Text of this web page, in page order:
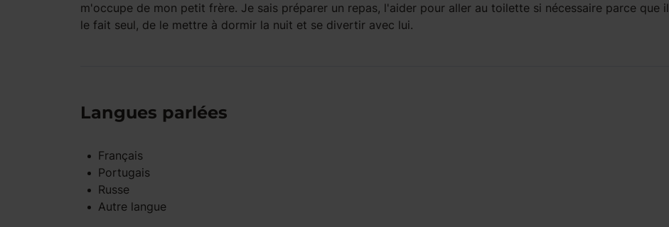
m'occupe de mon petit frère. Je sais préparer un repas, l'aider pour aller au toilette si nécessaire parce que il
le fait seul, de le mettre à dormir la nuit et se divertir avec lui.
Langues parlées
Français
Portugais
Russe
Autre langue